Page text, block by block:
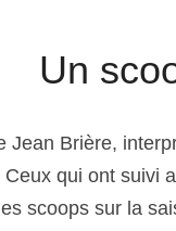
Un
Jean Brière,
qui ont suivi
scoops sur la